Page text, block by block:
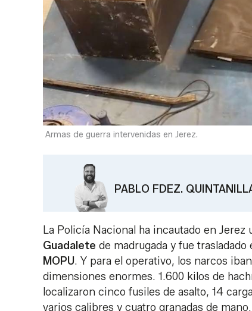
Armas de guerra intervenidas en Jerez.
PABLO FDEZ.
La Policía Nacional ha incautado en
Guadalete de madrugada y fue
MOPU. Y para el operativo, los narcos
dimensiones enormes. 1.600 kilos de
localizaron cinco fusiles de asalto, 14
varios calibres y cuatro granadas de